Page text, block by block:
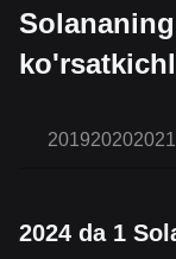
201920202021
2024 da 1